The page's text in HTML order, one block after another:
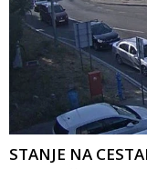
STANJE NA